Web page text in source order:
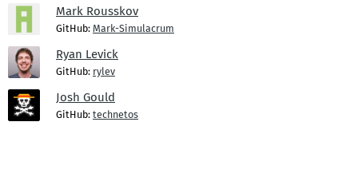
Mark Rousskov
GitHub: Mark-Simulacrum
Ryan Levick
GitHub: rylev
Josh Gould
GitHub: technetos